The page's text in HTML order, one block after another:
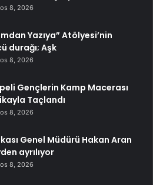
8, 2026
Yazıya” Atölyesi’nin
durağı; Aşk
8, 2026
Gençlerin Kamp Macerası
Taçlandı
8, 2026
Genel Müdürü Hakan Aran
ayrılıyor
8, 2026